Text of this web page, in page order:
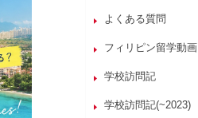
よくある質問
フィリピン留学動画
学校訪問記
学校訪問記(~2023)